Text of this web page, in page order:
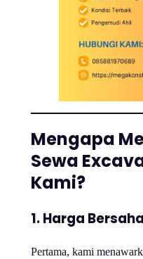
Mengapa
Sewa
Kami?
1. Harga
Pertama, kami